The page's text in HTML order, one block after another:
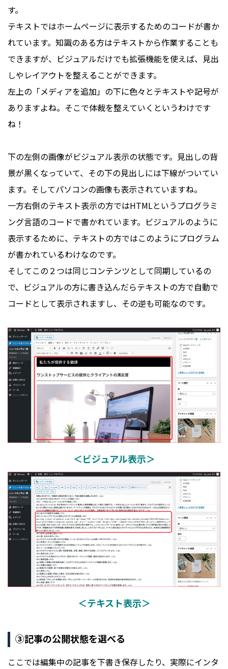
す。
テキストではホームページに表示するためのコードが書か
れています。知識のある方はテキストから作業することも
できますが、ビジュアルだけでも拡張機能を使えば、見出
しやレイアウトを整えることができます。
左上の「メディアを追加」の下に色々とテキストや記号が
ありますよね。そこで体裁を整えていくというわけです
ね！
下の左側の画像がビジュアル表示の状態です。見出しの背
景が黒くなっていて、その下の見出しには下線がついてい
ます。そしてパソコンの画像も表示されていますね。
一方右側のテキスト表示の方ではHTMLというプログラミ
ング言語のコードで書かれています。ビジュアルのように
表示するために、テキストの方ではこのようにプログラム
が書かれているわけなのです。
そしてこの２つは同じコンテンツとして同期しているの
で、ビジュアルの方に書き込んだらテキストの方で自動で
コードとして表示されますし、その逆も可能なのです。
＜ビジュアル表示＞
＜テキスト表示＞
③記事の公開状態を選べる
ここでは編集中の記事を下書き保存したり、実際にインタ